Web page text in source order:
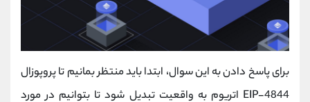
برای پاسخ دادن به این سوال، ابتدا باید منتظر بمانیم تا پروپوزال
EIP-4844 اتریوم به واقعیت تبدیل شود تا بتوانیم در مورد